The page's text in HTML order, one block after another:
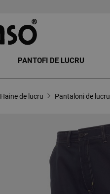
PANTOFI DE LUCRU
Haine de lucru Pantaloni de lucru